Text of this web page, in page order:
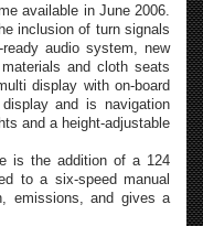
available in June 2006.
inclusion of turn signals
audio system, new
and cloth seats
display with on-board
and is navigation
and a height-adjustable
is the addition of a 124
to a six-speed manual
emissions, and gives a